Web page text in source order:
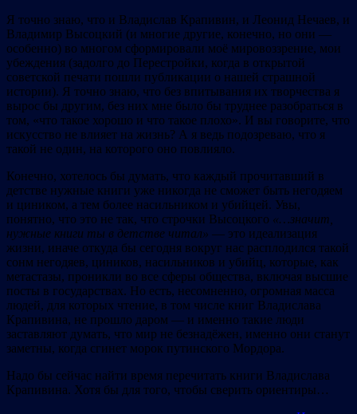
Я точно знаю, что и Владислав Крапивин, и Леонид Нечаев, и
Владимир Высоцкий (и многие другие, конечно, но они —
особенно) во многом сформировали моё мировоззрение, мои
убеждения (задолго до Перестройки, когда в открытой
советской печати пошли публикации о нашей страшной
истории). Я точно знаю, что без впитывания их творчества я
вырос бы другим, без них мне было бы труднее разобраться в
том, «что такое хорошо и что такое плохо». И вы говорите, что
искусство не влияет на жизнь? А я ведь подозреваю, что я
такой не один, на которого оно повлияло.
Конечно, хотелось бы думать, что каждый прочитавший в
детстве нужные книги уже никогда не сможет быть негодяем
и циником, а тем более насильником и убийцей. Увы,
понятно, что это не так, что строчки Высоцкого «…значит,
нужные книги ты в детстве читал» — это идеализация
жизни, иначе откуда бы сегодня вокруг нас расплодился такой
сонм негодяев, циников, насильников и убийц, которые, как
метастазы, проникли во все сферы общества, включая высшие
посты в государствах. Но есть, несомненно, огромная масса
людей, для которых чтение, в том числе книг Владислава
Крапивина, не прошло даром — и именно такие люди
заставляют думать, что мир не безнадёжен, именно они станут
заметны, когда сгинет морок путинского Мордора.
Надо бы сейчас найти время перечитать книги Владислава
Крапивина. Хотя бы для того, чтобы сверить ориентиры…